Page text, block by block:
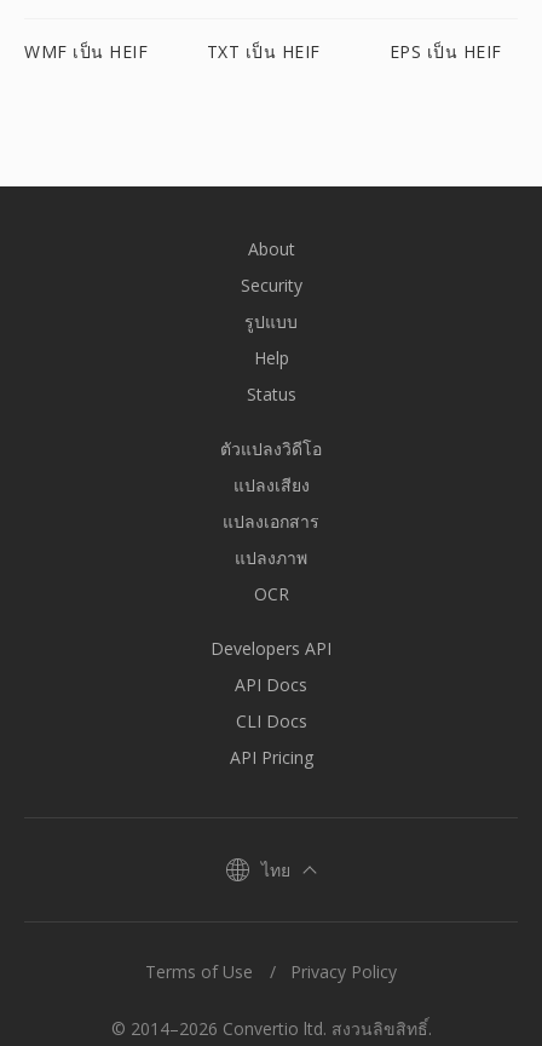
WMF เป็น HEIF TXT เป็น HEIF EPS เป็น HEIF
About
Security
รูปแบบ
Help
Status
ตัวแปลงวิดีโอ
แปลงเสียง
แปลงเอกสาร
แปลงภาพ
OCR
Developers API
API Docs
CLI Docs
API Pricing
ไทย
© 2014–2026 Convertio ltd. สงวนลิขสิทธิ์.
Terms of Use Privacy Policy